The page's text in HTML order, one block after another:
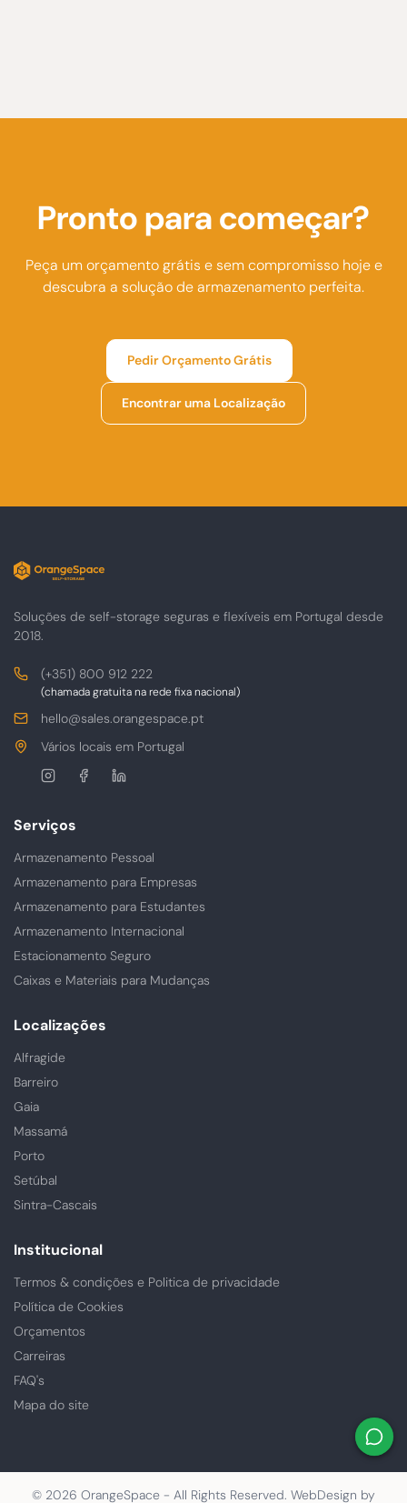
Pronto para começar?
Peça um orçamento grátis e sem compromisso hoje e
descubra a solução de armazenamento perfeita.
Pedir Orçamento Grátis
Encontrar uma Localização
Soluções de self-storage seguras e flexíveis em Portugal desde
2018.
Contactos
Telefone
(+351) 800 912 222
(chamada gratuita na rede fixa nacional)
E-
hello@sales.orangespace.pt
Morada
Vários locais em Portugal
Siga-
Serviços
Armazenamento Pessoal
Armazenamento para Empresas
Armazenamento para Estudantes
Armazenamento Internacional
Estacionamento Seguro
Caixas e Materiais para Mudanças
Localizações
Alfragide
Barreiro
Gaia
Massamá
Porto
Setúbal
Sintra-Cascais
Institucional
Termos & condições e Politica de privacidade
Política de Cookies
Orçamentos
Carreiras
FAQ's
Mapa do site
© 2026 OrangeSpace - All Rights Reserved. WebDesign by